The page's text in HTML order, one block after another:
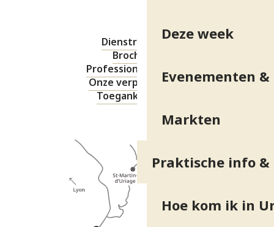
Deze week
Evenementen
Markten
Praktische info
Hoe kom ik in
Dienstregeling
Brochures
Professionele ruimte
Onze verplichtingen
Toegankelijkheid